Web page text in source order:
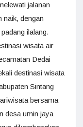
jalanan
naik, dengan
ilalang.
wisata air
Dedai
destinasi wisata
Sintang
bersama
desa umin jaya